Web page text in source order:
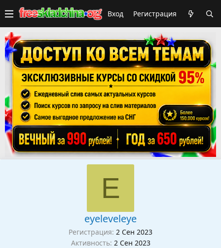
Вход Регистрация
E
eyeleveleye
Регистрация 2 Сен 2023
Активность 2 Сен 2023